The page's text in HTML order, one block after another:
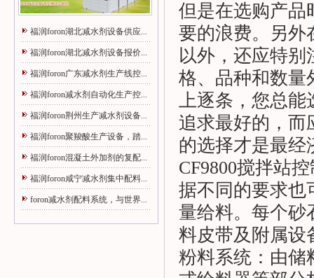
福润foron湖北减水剂设备供应...
福润foron湖北减水剂设备报价...
福润foron广东减水剂生产线控...
福润foron减水剂自动化生产控...
福润foron荆州生产减水剂设备...
福润foron聚羧酸生产设备，踏...
福润foron混凝土外加剂的复配...
福润foron咸宁减水剂集中配料...
foron减水剂配料系统，与世界...
但是在选购产品
要的浪费。另外
以外，还应特别
格、品种和数量
上逐条，您总能
追求最好的，而
的选择才是最经
CF9800搅拌站
据不同的要求也
量给料。每个砂
料皮带及附属设
粉料系统：由储